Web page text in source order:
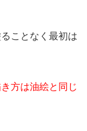
ことなく最初は
方は油絵と同じ